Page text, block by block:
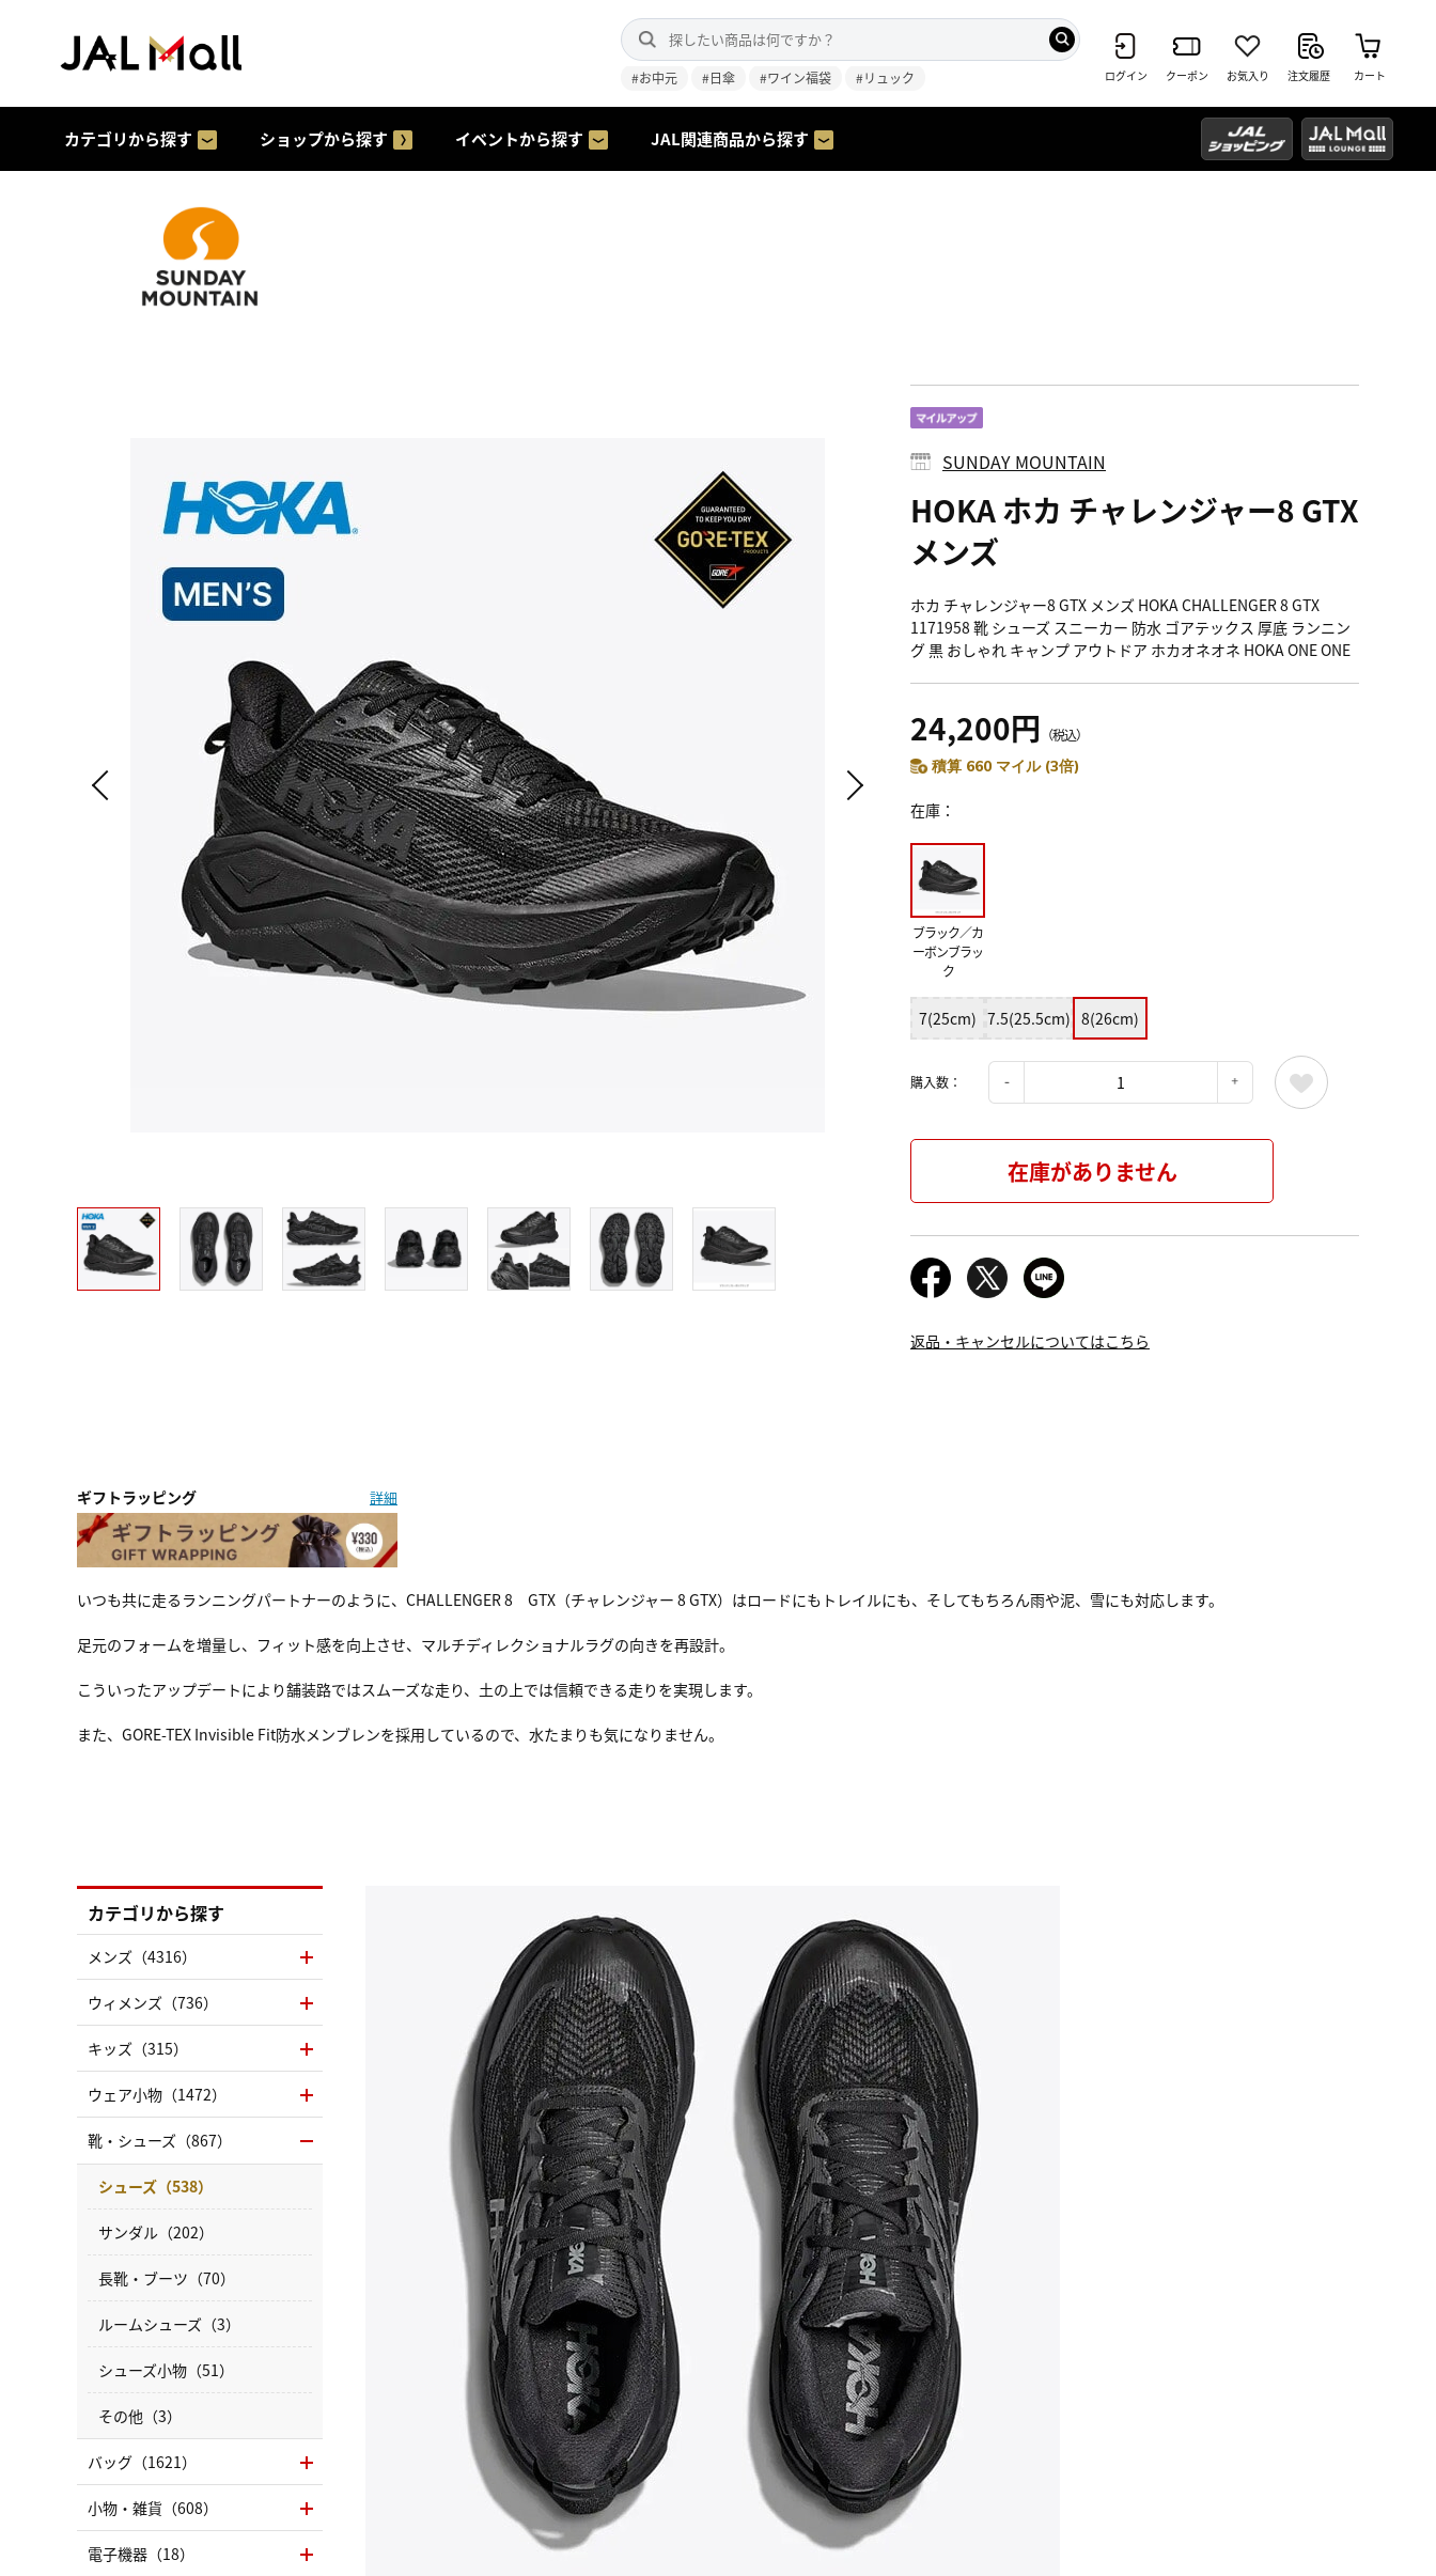
#お中元 #日傘 #ワイン福袋 #リュック ログイン クーポン お気入り 注文履歴 カート
カテゴリから探す ショップから探す イベントから探す JAL関連商品から探す
SUNDAY MOUNTAIN
HOKA ホカ チャレンジャー8 GTX
メンズ
ホカ チャレンジャー8 GTX メンズ HOKA CHALLENGER 8 GTX
1171958 靴 シューズ スニーカー 防水 ゴアテックス 厚底 ランニン
グ 黒 おしゃれ キャンプ アウトドア ホカオネオネ HOKA ONE ONE
24,200円 （税込）
積算 660 マイル (3倍)
在庫
ブラック／カ
ーボンブラッ
ク
7(25cm) 7.5(25.5cm) 8(26cm)
購入数：
在庫がありません
返品・キャンセルについてはこちら
ギフトラッピング 詳細
いつも共に走るランニングパートナーのように、CHALLENGER 8 GTX（チャレンジャー 8 GTX）はロードにもトレイルにも、そしてもちろん雨や泥、雪にも対応します。
足元のフォームを増量し、フィット感を向上させ、マルチディレクショナルラグの向きを再設計。
こういったアップデートにより舗装路ではスムーズな走り、土の上では信頼できる走りを実現します。
また、GORE-TEX Invisible Fit防水メンブレンを採用しているので、水たまりも気になりません。
カテゴリから探す
メンズ（4316）
ウィメンズ（736）
キッズ（315）
ウェア小物（1472）
靴・シューズ（867）
シューズ（538）
サンダル（202）
長靴・ブーツ（70）
ルームシューズ（3）
シューズ小物（51）
その他（3）
バッグ（1621）
小物・雑貨（608）
電子機器（18）